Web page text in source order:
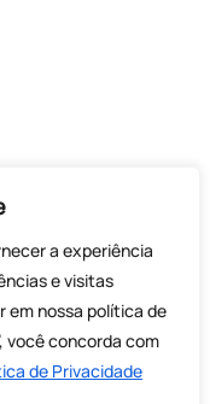
a experiência
e visitas
em nossa política de
você concorda com
de Privacidade